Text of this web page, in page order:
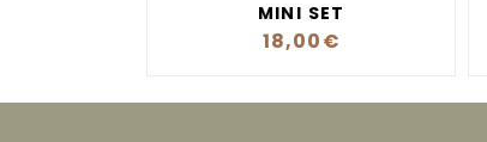
MINI SET
18,00€